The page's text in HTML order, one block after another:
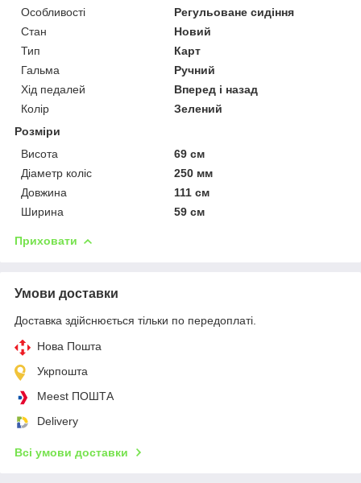
Особливості
Регульоване сидіння
Стан
Новий
Тип
Карт
Гальма
Ручний
Хід педалей
Вперед і назад
Колір
Зелений
Розміри
Висота
69 см
Діаметр коліс
250 мм
Довжина
111 см
Ширина
59 см
Приховати
Умови доставки
Доставка здійснюється тільки по передоплаті.
Нова Пошта
Укрпошта
Meest ПОШТА
Delivery
Всі умови доставки